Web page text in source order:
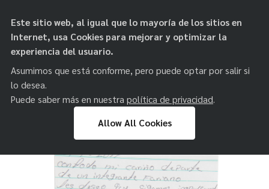
paz
Este sitio web, al igual que lo mayoría de los sitios en
Internet, usa Cookies para mejorar y optimizar la
experiencia del usuario.
Asumimos que está conforme, pero puede optar por salir si
lo desea.
Puede saber más en nuestra política de privacidad.
Allow All Cookies